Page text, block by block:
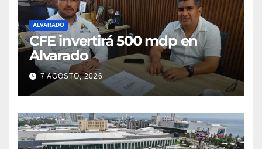
ALVARADO
CFE invertirá 500 mdp en
Alvarado
7 AGOSTO, 2026